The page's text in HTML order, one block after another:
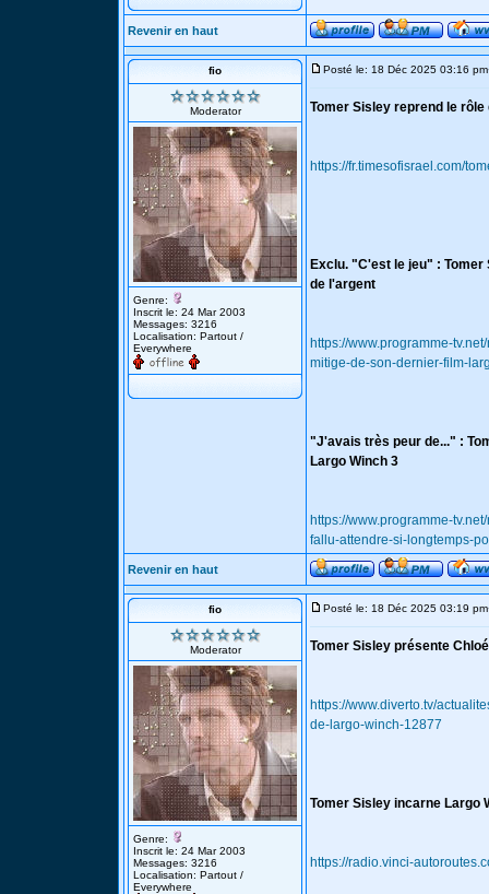
Revenir en haut
fio
Moderator
Genre:
Inscrit le: 24 Mar 2003
Messages: 3216
Localisation: Partout /
Everywhere
Posté le: 18 Déc 2025 03:16 pm
Tomer Sisley reprend le
https://fr.timesofisrael.com/
Exclu. "C'est le jeu" :
de l'argent
https://www.programme-
mitige-de-son-dernier-film-
"J'avais très peur de..." :
Largo Winch 3
https://www.programme-
fallu-attendre-si-longtemps-
Revenir en haut
fio
Moderator
Genre:
Inscrit le: 24 Mar 2003
Messages: 3216
Localisation: Partout /
Everywhere
Posté le: 18 Déc 2025 03:19 pm
Tomer Sisley présente
https://www.diverto.tv/
de-largo-winch-12877
Tomer Sisley incarne Largo
https://radio.vinci-